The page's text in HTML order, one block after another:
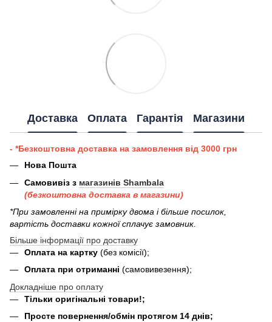
Доставка Оплата Гарантія Магазини
- *Безкоштовна доставка на замовлення від 3000 грн
Нова Пошта
Самовивіз з магазинів Shambala
(безкоштовна доставка в магазини)
*При замовленні на примірку двома і більше посилок,
вартість доставки кожної сплачує замовник.
Більше інформації про доставку
Оплата на картку (без комісії);
Оплата при отриманні (самовивезення);
Докладніше про оплату
Тільки оригінальні товари!;
Просте повернення/обмін протягом 14 днів;